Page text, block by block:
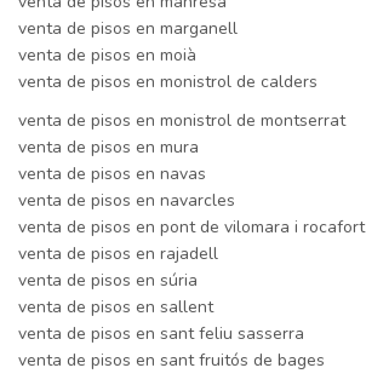
venta de pisos en marganell
venta de pisos en moià
venta de pisos en monistrol de calders
venta de pisos en monistrol de montserrat
venta de pisos en mura
venta de pisos en navas
venta de pisos en navarcles
venta de pisos en pont de vilomara i rocafort
venta de pisos en rajadell
venta de pisos en súria
venta de pisos en sallent
venta de pisos en sant feliu sasserra
venta de pisos en sant fruitós de bages